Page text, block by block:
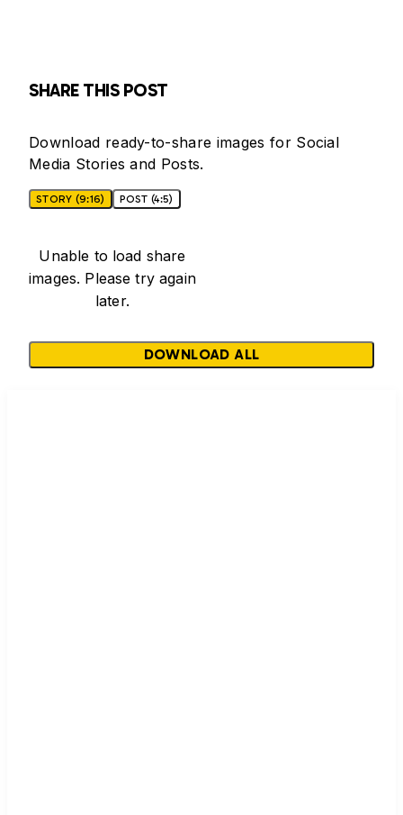
SHARE THIS POST
Download ready-to-share images for Social
Media Stories and Posts.
STORY (9:16) POST (4:5)
Unable to load share
images. Please try again
later.
DOWNLOAD ALL